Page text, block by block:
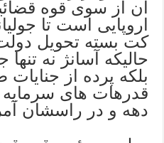
آن از سوی قوه
اروپایی است تا
کت بسته تحویل دولت
حالیکه آسانژ نه
بلکه پرده از
قدرهات های
دهه و در راسشان